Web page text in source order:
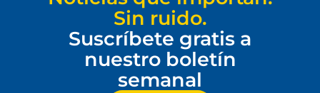
Sin ruido.
Suscríbete gratis a
nuestro boletín
semanal